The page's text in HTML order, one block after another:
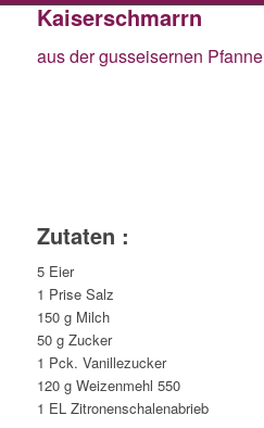
Kaiserschmarrn
aus der gusseisernen
Zutaten :
5 Eier
1 Prise Salz
150 g Milch
50 g Zucker
1 Pck. Vanillezucker
120 g Weizenmehl 550
1 EL Zitronenschalenabrieb